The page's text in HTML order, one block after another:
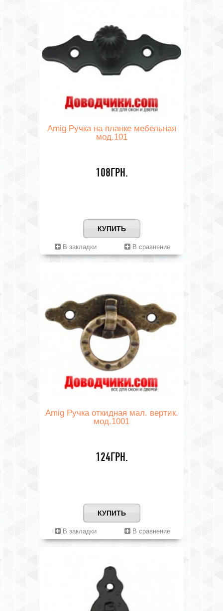
Amig Ручка на планке мебельная
мод.101
108ГРН.
КУПИТЬ
В закладки В сравнение
Amig Ручка откидная мал. вертик.
мод.1001
124ГРН.
КУПИТЬ
В закладки В сравнение